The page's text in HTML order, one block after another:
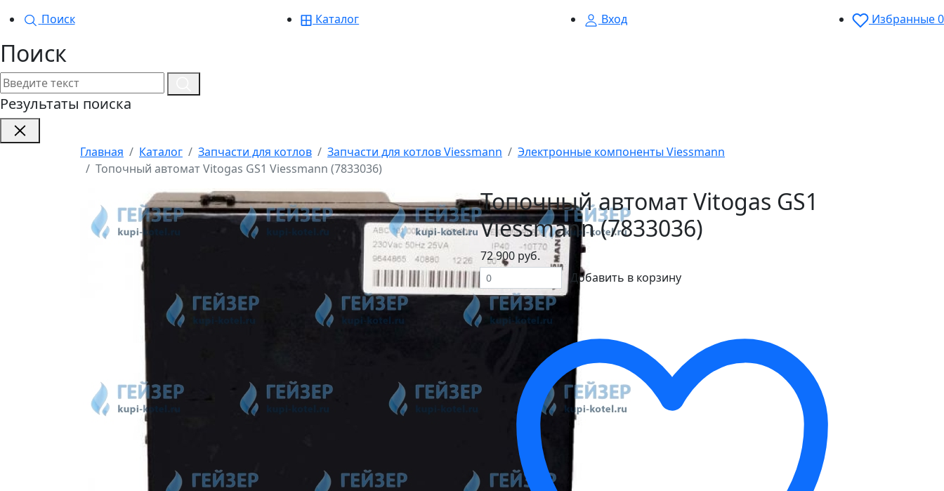
Поиск
Каталог Вход Избранные0
Поиск
Результаты поиска
Главная Каталог Запчасти для котлов Запчасти для котлов Viessmann
Электронные компоненты Viessmann
Топочный автомат Vitogas GS1 Viessmann (7833036)
Топочный автомат Vitogas GS1
Viessmann (7833036)
72 900 руб.
Добавить в корзину